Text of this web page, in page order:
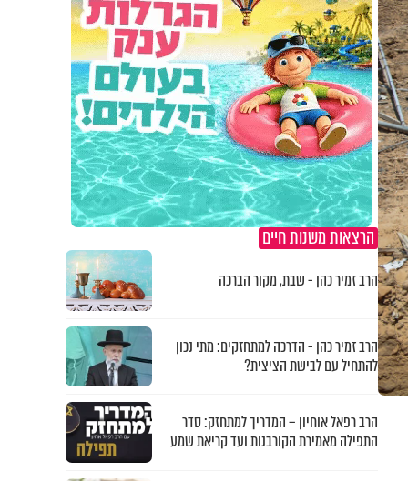
הרצאות משנות חיים
הרב זמיר כהן - שבת, מקור הברכה
הרב זמיר כהן - הדרכה למתחזקים: מתי נכון
להתחיל עם לבישת הציצית?
הרב רפאל אוחיון – המדריך למתחזק: סדר
התפילה מאמירת הקורבנות ועד קריאת שמע